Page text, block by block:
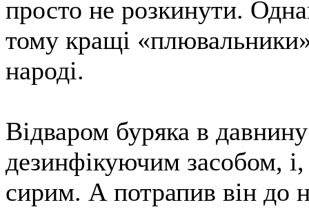
просто не розкинути.
тому кращі
народі.
Відваром буряка в
дезинфікуючим засобом,
сирим. А потрапив він до